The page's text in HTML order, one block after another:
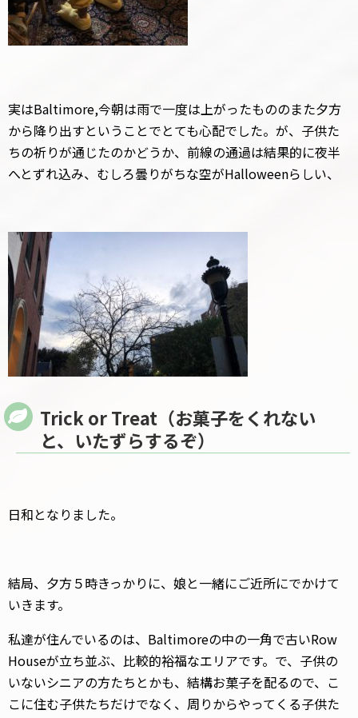
実はBaltimore,今朝は雨で一度は上がったもののまた夕方
から降り出すということでとても心配でした。が、子供た
ちの祈りが通じたのかどうか、前線の通過は結果的に夜半
へとずれ込み、むしろ曇りがちな空がHalloweenらしい、
Trick or Treat（お菓子をくれない
と、いたずらするぞ）
日和となりました。
結局、夕方５時きっかりに、娘と一緒にご近所にでかけて
いきます。
私達が住んでいるのは、Baltimoreの中の一角で古いRow
Houseが立ち並ぶ、比較的裕福なエリアです。で、子供の
いないシニアの方たちとかも、結構お菓子を配るので、こ
こに住む子供たちだけでなく、周りからやってくる子供た